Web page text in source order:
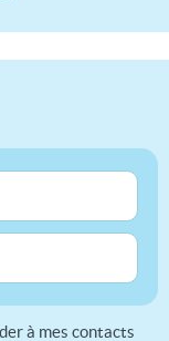
à mes contacts